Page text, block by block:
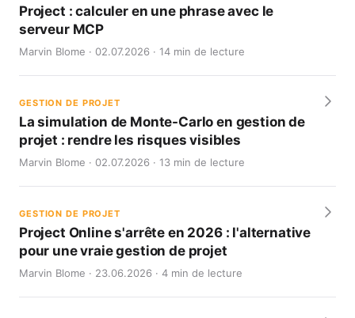
Project : calculer en une phrase avec le
serveur MCP
Marvin Blome · 02.07.2026 · 14 min de lecture
GESTION DE PROJET
La simulation de Monte-Carlo en gestion de
projet : rendre les risques visibles
Marvin Blome · 02.07.2026 · 13 min de lecture
GESTION DE PROJET
Project Online s'arrête en 2026 : l'alternative
pour une vraie gestion de projet
Marvin Blome · 23.06.2026 · 4 min de lecture